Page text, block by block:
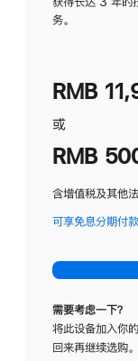
务。
RMB
或
RMB
含增值税及其他
可享免息分期付款
需要考虑一下？
将此设备加入你
回来再继续选购。